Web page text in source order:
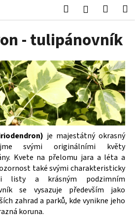
HledatPřihlášení
- tulipánovník
je majestátný okrasný
svými originálními květy
Kvete na přelomu jara a léta a
také svými charakteristicky
listy a krásným podzimním
se vysazuje především jako
zahrad a parků, kde vynikne jeho
koruna.